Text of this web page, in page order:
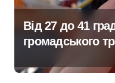
Від 27 до 41
громадського